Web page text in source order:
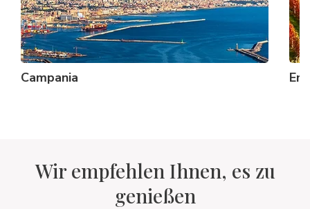
Campania
Wir empfehlen Ihnen, es zu
genießen